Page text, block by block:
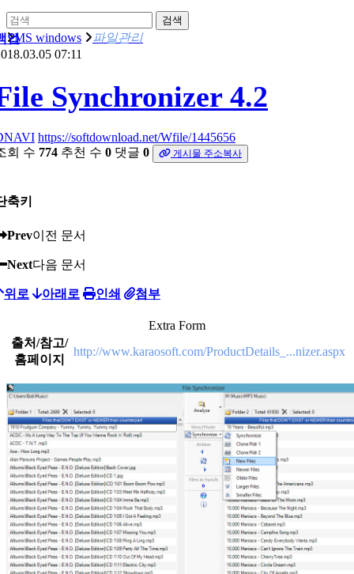
검색
MS windows 파일관리
업
07:11
Synchronizer 4.2
https://softdownload.net/Wfile/1445656
회 수 774 추천 수 0 댓글 0 게시물 주소복사
축키
Prev이전 문서
Next다음 문서
위로 아래로 인쇄 첨부
Extra Form
출처/참고/
홈페이지
http://www.karaosoft.com/ProductDetails_...nizer.aspx